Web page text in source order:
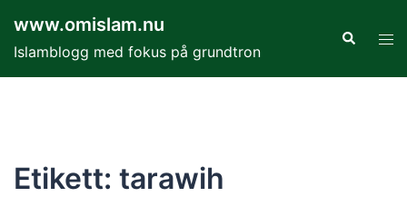
innehåll
www.omislam.nu
Islamblogg med fokus på grundtron
Sök
Slå
Etikett: tarawih